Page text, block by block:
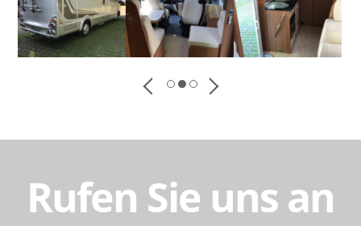
Rufen Sie uns an